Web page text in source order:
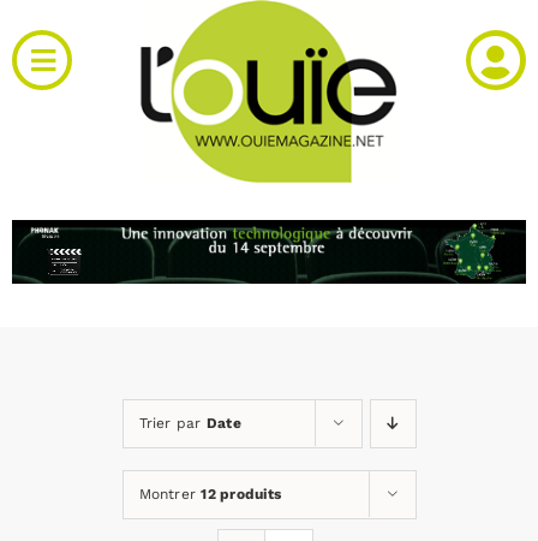
au
contenu
Toggle
Navigation
RH et emploi
Trier par Date
Montrer12 produits